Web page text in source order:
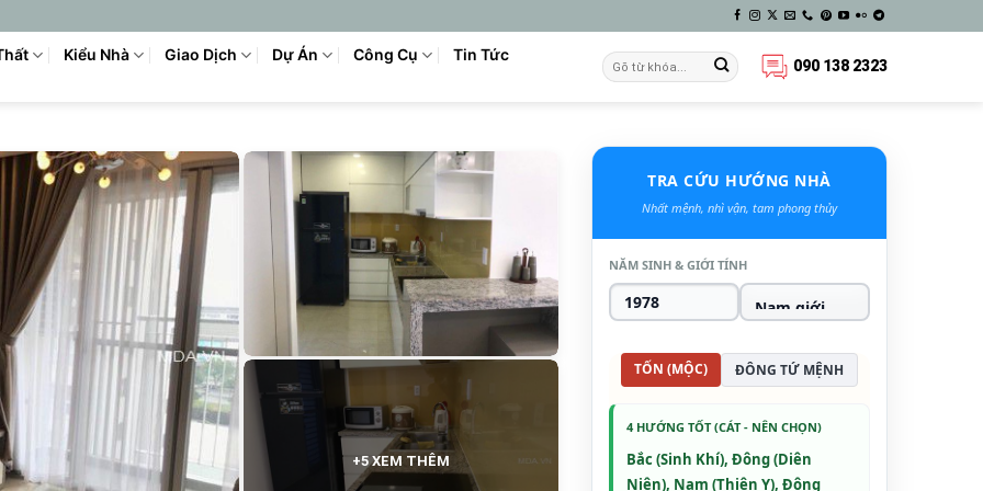
Kiểu Nhà Giao Dịch Dự Án Công Cụ Tin Tức
090 138 2323
+5 XEM THÊM
TRA CỨU HƯỚNG NHÀ
Nhất mệnh, nhì vận, tam phong thủy
NĂM SINH & GIỚI TÍNH
TỐN (MỘC) ĐÔNG TỨ MỆNH
4 HƯỚNG TỐT (CÁT - NÊN CHỌN)
Bắc (Sinh Khí), Đông (Diên
Niên), Nam (Thiên Y), Đông